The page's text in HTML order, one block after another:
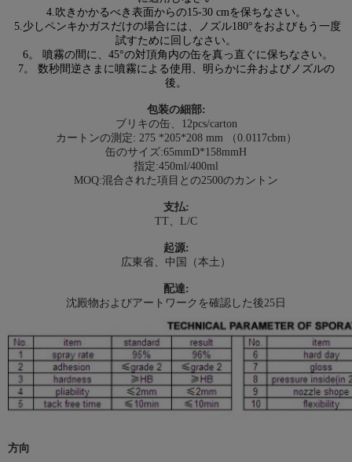
4.吹きかかるべき表面からの15-30 cmを保ちなさい。
5.少しペンキかガスだけの場合には、ノズル180°をおよびもう一度
試すために回しなさい。
6。 噴霧の間に、45°の対頂角内の缶を真っ直ぐに保ちなさい。
7。 数秒間逆さまに噴霧による使用、明らかに弁およびノズルの
後。
包装の細部:
ブリキの缶、12pcs/carton
カートンの測定: 275 *205*208 mm （0.0117cbm）
缶のサイズ:65mmD*158mmH
指定:450ml/400ml
MOQ:混合された項目との2500のカントン
支払:
TT、L/C
起源:
広東省、中国（本土）
配達:
沈殿物およびアートワークを確認した後25日
方向